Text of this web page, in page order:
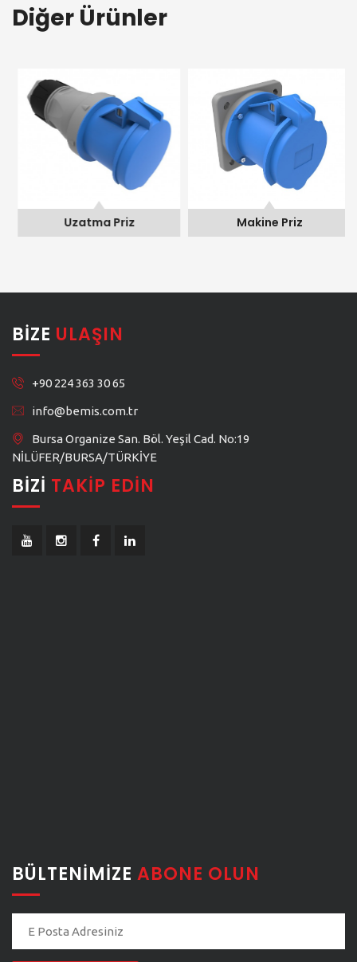
Diğer Ürünler
Uzatma Priz Makine Priz
BIZE ULAŞIN
+90 224 363 30 65
info@bemis.com.tr
Bursa Organize San. Böl. Yeşil Cad. No:19
NİLÜFER/BURSA/TÜRKİYE
BIZI TAKIP EDIN
BÜLTENIMIZE ABONE OLUN